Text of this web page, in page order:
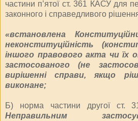
частини п’ятої ст. 361 КАСУ для
законного і справедливого
«встановлена
неконституційність
іншого правового акта чи їх
застосованого (не
вирішенні справи, якщо
виконане;
Б) норма частини другої ст.
Неправильним